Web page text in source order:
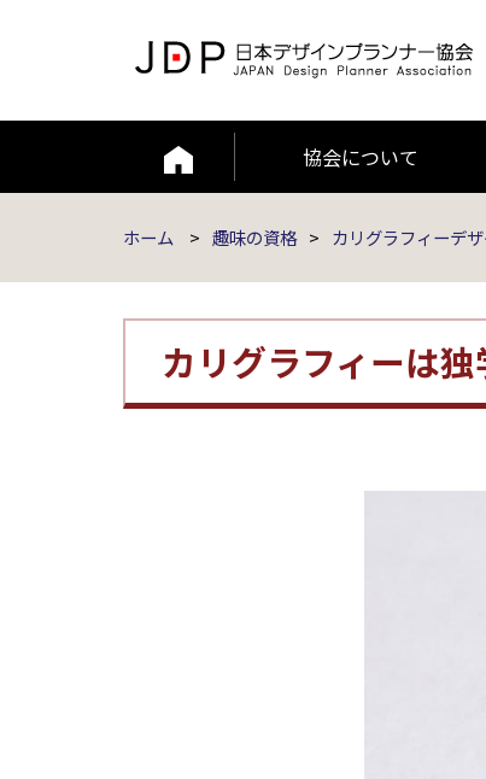
協会について
JAAMP論文
編集者ポリシー
ホーム > 趣味の資格 > カリグラフィーデ
カリグラフィーは